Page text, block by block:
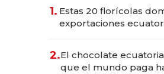
1. Estas 20 florícolas
exportaciones
2.El chocolate
que el mundo paga